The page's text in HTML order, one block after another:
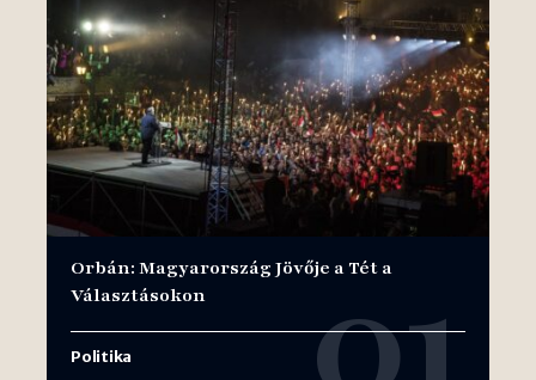
Orbán: Magyarország Jövője a Tét a
Választásokon
Politika